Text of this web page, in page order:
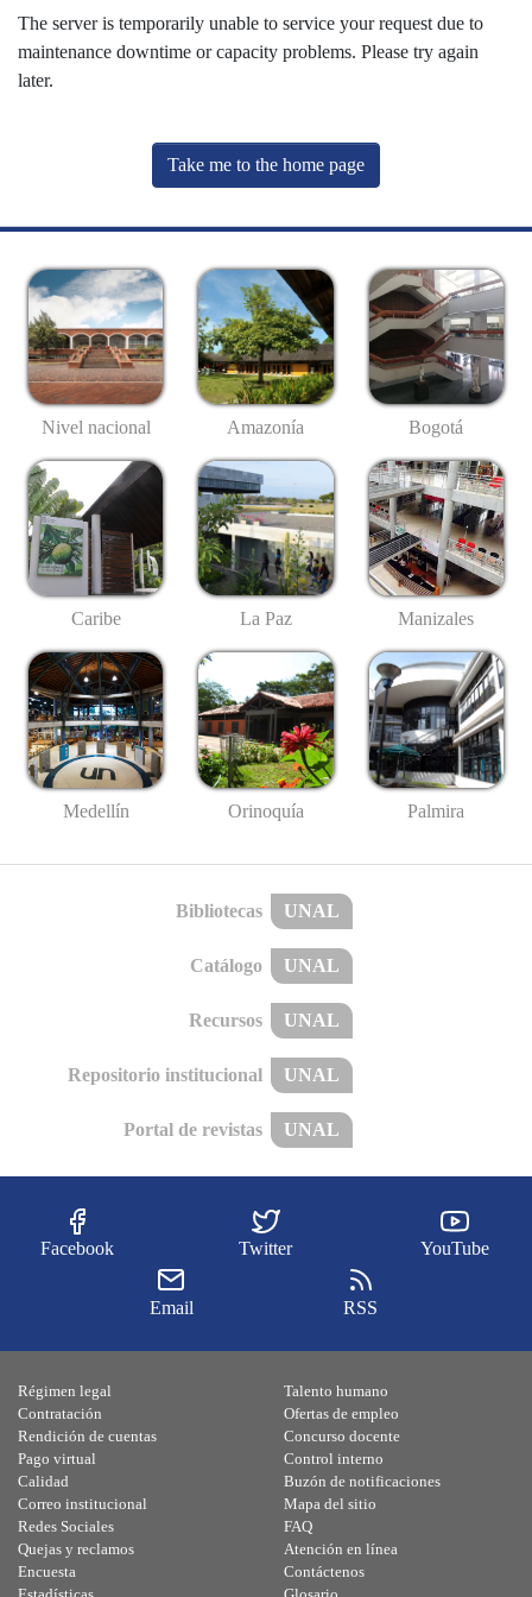
The server is temporarily unable to service your request due to
maintenance downtime or capacity problems. Please try again
later.
Take me to the home page
Nivel nacional Amazonía Bogotá
Caribe La Paz Manizales
Medellín Orinoquía Palmira
Bibliotecas UNAL
Catálogo UNAL
Recursos UNAL
Repositorio institucional UNAL
Portal de revistas UNAL
Facebook Twitter YouTube
Email RSS
Régimen legal
Contratación
Rendición de cuentas
Pago virtual
Calidad
Talento humano
Ofertas de empleo
Concurso docente
Control interno
Buzón de notificaciones
Correo institucional
Redes Sociales
Quejas y reclamos
Encuesta
Mapa del sitio
FAQ
Atención en línea
Contáctenos